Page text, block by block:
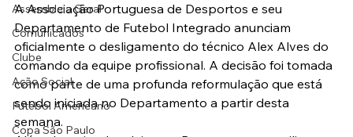
Assembleia Geral
Comunicados
Clube
Ação Social
Futebol Americano
Copa São Paulo
A Associação Portuguesa de Desportos e seu
Departamento de Futebol Integrado anunciam
oficialmente o desligamento do técnico Alex Alves do
comando da equipe profissional. A decisão foi tomada
como parte de uma profunda reformulação que está
sendo iniciada no Departamento a partir desta
semana.